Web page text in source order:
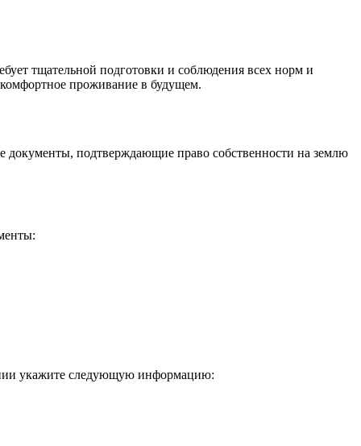
тщательной подготовки и соблюдения всех норм и
комфортное проживание в будущем.
документы, подтверждающие право собственности на землю
укажите следующую информацию: